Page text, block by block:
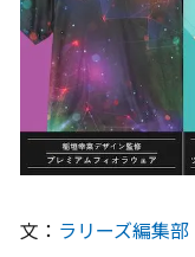
文： ラリーズ編集部